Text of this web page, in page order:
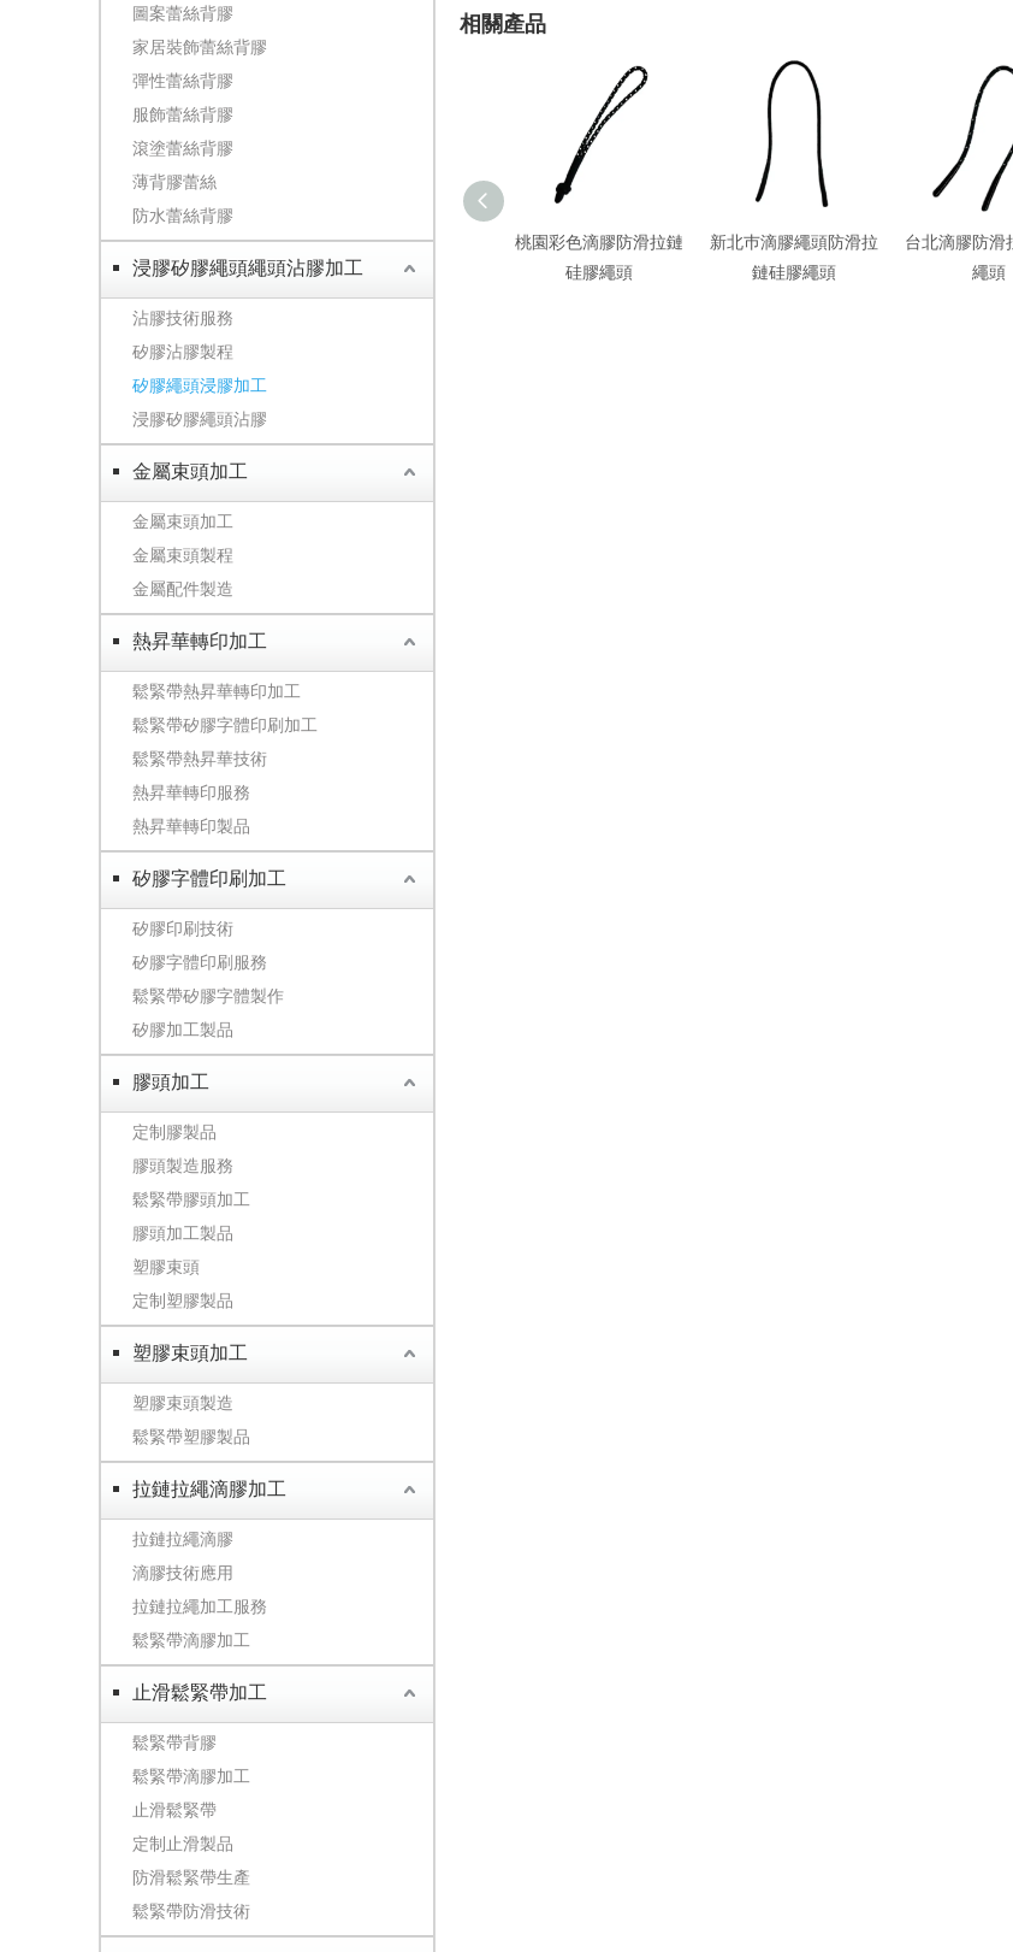
圖案蕾絲背膠
家居裝飾蕾絲背膠
彈性蕾絲背膠
服飾蕾絲背膠
滾塗蕾絲背膠
薄背膠蕾絲
防水蕾絲背膠
浸膠矽膠繩頭繩頭沾膠加工
沾膠技術服務
矽膠沾膠製程
矽膠繩頭浸膠加工
浸膠矽膠繩頭沾膠
金屬束頭加工
金屬束頭加工
金屬束頭製程
金屬配件製造
熱昇華轉印加工
鬆緊帶熱昇華轉印加工
鬆緊帶矽膠字體印刷加工
鬆緊帶熱昇華技術
熱昇華轉印服務
熱昇華轉印製品
矽膠字體印刷加工
矽膠印刷技術
矽膠字體印刷服務
鬆緊帶矽膠字體製作
矽膠加工製品
膠頭加工
定制膠製品
膠頭製造服務
鬆緊帶膠頭加工
膠頭加工製品
塑膠束頭
定制塑膠製品
塑膠束頭加工
塑膠束頭製造
鬆緊帶塑膠製品
拉鏈拉繩滴膠加工
拉鏈拉繩滴膠
滴膠技術應用
拉鏈拉繩加工服務
鬆緊帶滴膠加工
止滑鬆緊帶加工
鬆緊帶背膠
鬆緊帶滴膠加工
止滑鬆緊帶
定制止滑製品
防滑鬆緊帶生產
鬆緊帶防滑技術
相關產品
桃園彩色滴膠防滑拉鏈
硅膠繩頭
新北巿滴膠繩頭防滑拉
鏈硅膠繩頭
台北滴膠防滑
繩頭